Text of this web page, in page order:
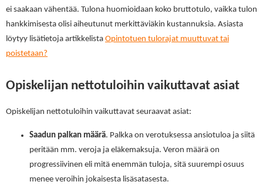
ei saakaan vähentää. Tulona huomioidaan koko bruttotulo, vaikka tulon
hankkimisesta olisi aiheutunut merkittäviäkin kustannuksia. Asiasta
löytyy lisätietoja artikkelista Opintotuen tulorajat muuttuvat tai
poistetaan?
Opiskelijan nettotuloihin vaikuttavat asiat
Opiskelijan nettotuloihin vaikuttavat seuraavat asiat:
Saadun palkan määrä. Palkka on verotuksessa ansiotuloa ja siitä
peritään mm. veroja ja eläkemaksuja. Veron määrä on
progressiivinen eli mitä enemmän tuloja, sitä suurempi osuus
menee veroihin jokaisesta lisäsatasesta.